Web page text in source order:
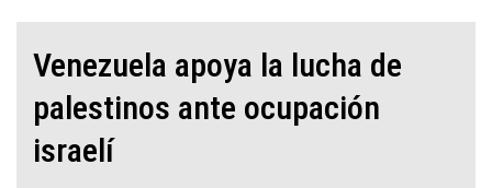
Venezuela apoya la lucha de
palestinos ante ocupación
israelí